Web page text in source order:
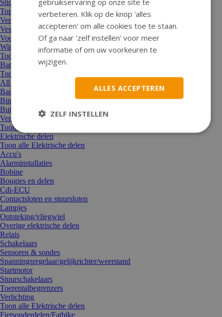
Stickers en stickersets
Topkoffer/bagagekoffer/manden
Verf en lak/schuurpapier
Vespa/Piaggio accessoires
Voordrager/achterdrager en overige dragers
Windscherm
Toon alle Accessoires
Banden
Toon alle Banden
All Season / Winterbanden
Bandenreparatie
Binnenbanden
Buitenbanden
Ventielen en overige delen
Toon alle Banden
Elektrische delen
Toon alle Elektrische delen
Accu's
Alarminstallaties
Bobine
Bougies en delen
Cdi-ECU
Contactsloten en stuursloten
Lampjes
Ontsteking/vliegwiel
Overige elektrische delen
Relais
Schakelaars
Sensoren & sondes
Spanningsregelaar/gelijkrichter/weerstand
Startmotor
Stuurschakelaars
Toerentalbegrenzers
Verlichting
Toon alle Elektrische delen
Fietsonderdelen/Fatbike
verbeteren. Klik op de knop 'alles
accepteren' om alle cookies toe te staan.
Of ga naar 'zelf instellen' voor meer
informatie of om uw voorkeuren te
wijzigen.
ALLES ACCEPTEREN
ZELF INSTELLEN